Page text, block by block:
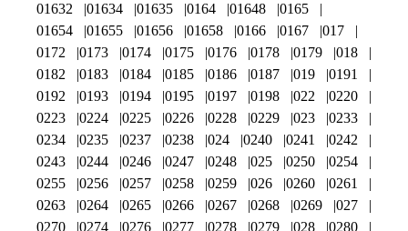
01632
01634 01635 0164 01648
0165
01654
01655 01656 01658 0166 0167
017
0172
0173 0174 0175 0176 0178 0179
018
0182
0183 0184 0185 0186 0187 019
0191
0192
0193 0194 0195 0197 0198 022
0220
0223
0224 0225 0226 0228 0229 023
0233
0234
0235 0237 0238 024 0240 0241
0242
0243
0244 0246 0247 0248 025 0250
0254
0255
0256 0257 0258 0259 026 0260
0261
0263
0264 0265 0266 0267 0268 0269
027
0270
0274 0276 0277 0278 0279 028 0280